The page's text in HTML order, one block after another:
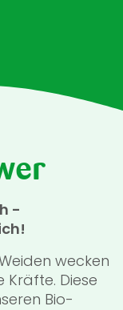
-
wecken
Kräfte. Diese
Bio-